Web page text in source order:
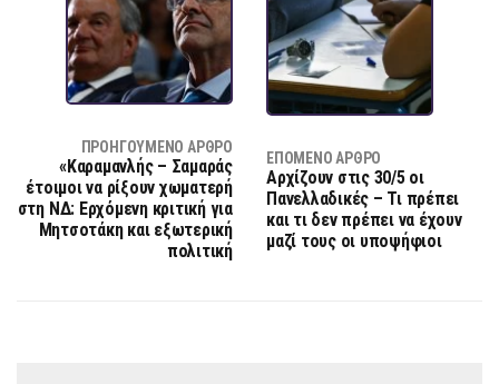
ΠΡΟΗΓΟΎΜΕΝΟ ΆΡΘΡΟ
«Καραμανλής – Σαμαράς
έτοιμοι να ρίξουν χωματερή
στη ΝΔ: Ερχόμενη κριτική για
Μητσοτάκη και εξωτερική
πολιτική
ΕΠΌΜΕΝΟ ΆΡΘΡΟ
Αρχίζουν στις 30/5 οι
Πανελλαδικές – Τι πρέπει
και τι δεν πρέπει να έχουν
μαζί τους οι υποψήφιοι